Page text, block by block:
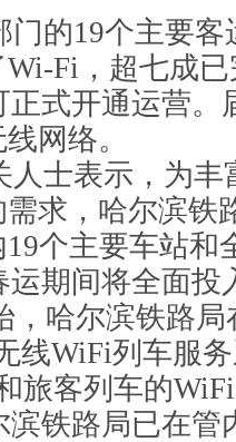
门的19个主要
Fi，超七成
正式开通运营。
网络。
人士表示，为丰
求，哈尔滨铁
个主要车站和
运期间将全面投
，哈尔滨铁路
线WiFi列车服
旅客列车的
滨铁路局已在管